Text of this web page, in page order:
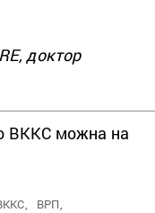
доктор
ВККС можна на
ВРП,